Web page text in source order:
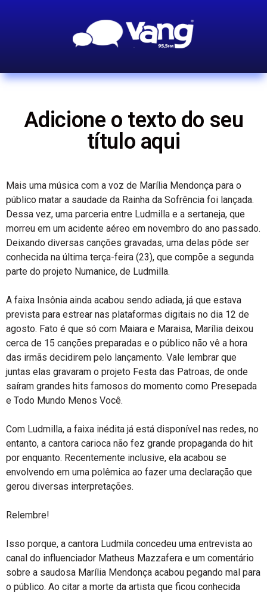
Adicione o texto do seu
título aqui
Mais uma música com a voz de Marília Mendonça para o
público matar a saudade da Rainha da Sofrência foi lançada.
Dessa vez, uma parceria entre Ludmilla e a sertaneja, que
morreu em um acidente aéreo em novembro do ano passado.
Deixando diversas canções gravadas, uma delas pôde ser
conhecida na última terça-feira (23), que compõe a segunda
parte do projeto Numanice, de Ludmilla.
A faixa Insônia ainda acabou sendo adiada, já que estava
prevista para estrear nas plataformas digitais no dia 12 de
agosto. Fato é que só com Maiara e Maraisa, Marília deixou
cerca de 15 canções preparadas e o público não vê a hora
das irmãs decidirem pelo lançamento. Vale lembrar que
juntas elas gravaram o projeto Festa das Patroas, de onde
saíram grandes hits famosos do momento como Presepada
e Todo Mundo Menos Você.
Com Ludmilla, a faixa inédita já está disponível nas redes, no
entanto, a cantora carioca não fez grande propaganda do hit
por enquanto. Recentemente inclusive, ela acabou se
envolvendo em uma polêmica ao fazer uma declaração que
gerou diversas interpretações.
Relembre!
Isso porque, a cantora Ludmila concedeu uma entrevista ao
canal do influenciador Matheus Mazzafera e um comentário
sobre a saudosa Marília Mendonça acabou pegando mal para
o público. Ao citar a morte da artista que ficou conhecida